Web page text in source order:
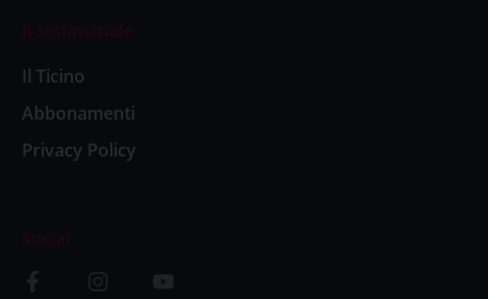
Il settimanale
Il Ticino
Abbonamenti
Privacy Policy
Social